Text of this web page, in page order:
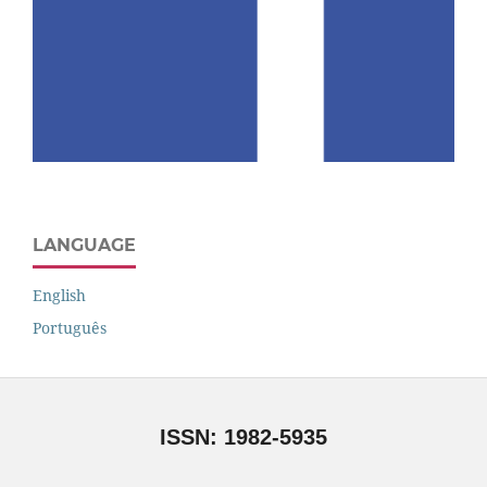
LANGUAGE
English
Português
ISSN: 1982-5935